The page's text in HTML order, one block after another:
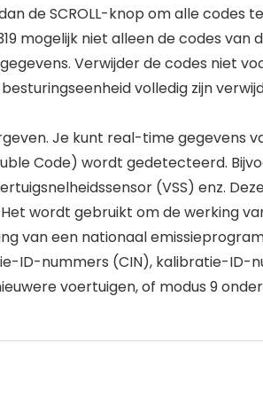
de SCROLL-knop om alle codes
mogelijk niet alleen de codes
Verwijder de codes niet
volledig zijn
Je kunt real-time
Code) wordt gedetecteerd.
(VSS) enz.
wordt gebruikt om de werking
van een nationaal
ID-nummers (CIN), kalibratie-ID-
voertuigen, of modus 9